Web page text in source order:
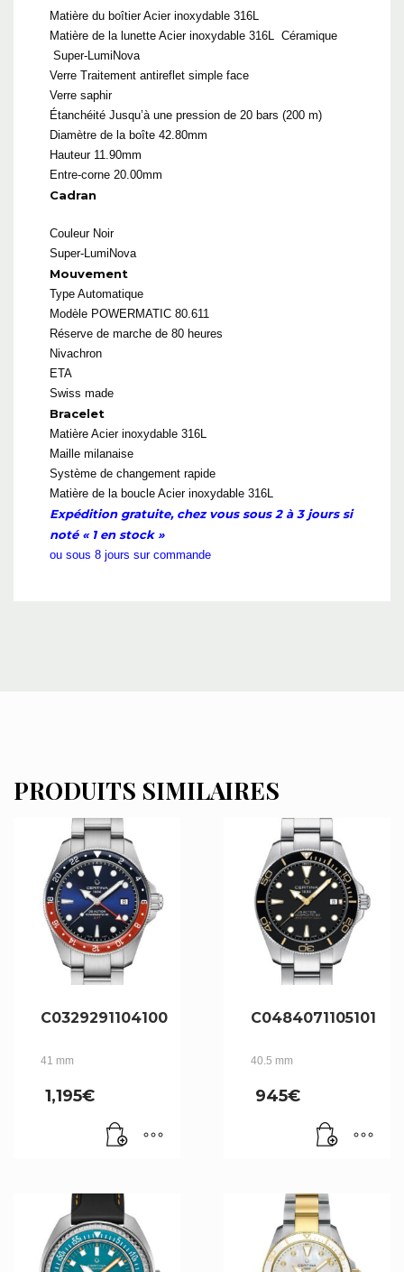
Matière du boîtierAcier inoxydable 316L
Matière de la lunette Acier inoxydable 316L Céramique
Super-LumiNova
Verre Traitement antireflet simple face
Verre saphir
Étanchéité Jusqu’à une pression de 20 bars (200 m)
Diamètre de la boîte 42.80mm
Hauteur 11.90mm
Entre-corne 20.00mm
Cadran
Couleur Noir
Super-LumiNova
Mouvement
Type Automatique
Modèle POWERMATIC 80.611
Réserve de marche de 80 heures
Nivachron
ETA
Swiss made
Bracelet
Matière Acier inoxydable 316L
Maille milanaise
Système de changement rapide
Matière de la boucle Acier inoxydable 316L
Expédition gratuite, chez vous sous 2 à 3 jours si
noté « 1 en stock »
ou sous 8 jours sur commande
PRODUITS SIMILAIRES
C0329291104100
41 mm
1,195€
C0484071105101
40.5 mm
945€